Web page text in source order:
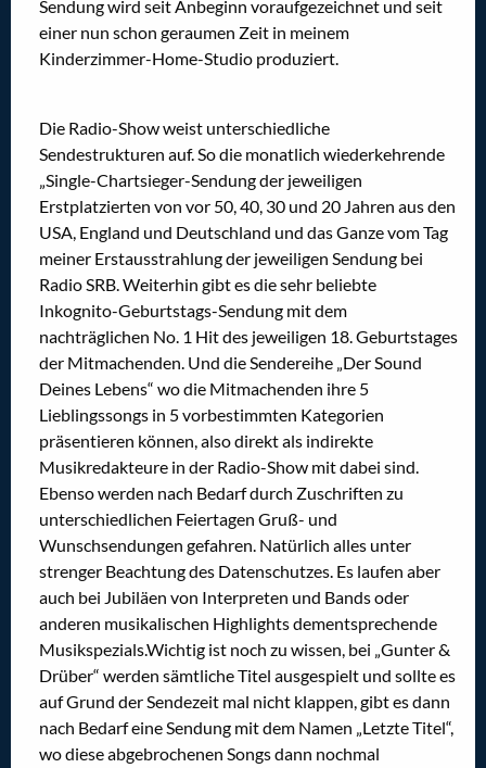
Sendung wird seit Anbeginn voraufgezeichnet und seit
einer nun schon geraumen Zeit in meinem
Kinderzimmer-Home-Studio produziert.
Die Radio-Show weist unterschiedliche
Sendestrukturen auf. So die monatlich wiederkehrende
„Single-Chartsieger-Sendung der jeweiligen
Erstplatzierten von vor 50, 40, 30 und 20 Jahren aus den
USA, England und Deutschland und das Ganze vom Tag
meiner Erstausstrahlung der jeweiligen Sendung bei
Radio SRB. Weiterhin gibt es die sehr beliebte
Inkognito-Geburtstags-Sendung mit dem
nachträglichen No. 1 Hit des jeweiligen 18. Geburtstages
der Mitmachenden. Und die Sendereihe „Der Sound
Deines Lebens“ wo die Mitmachenden ihre 5
Lieblingssongs in 5 vorbestimmten Kategorien
präsentieren können, also direkt als indirekte
Musikredakteure in der Radio-Show mit dabei sind.
Ebenso werden nach Bedarf durch Zuschriften zu
unterschiedlichen Feiertagen Gruß- und
Wunschsendungen gefahren. Natürlich alles unter
strenger Beachtung des Datenschutzes. Es laufen aber
auch bei Jubiläen von Interpreten und Bands oder
anderen musikalischen Highlights dementsprechende
Musikspezials.Wichtig ist noch zu wissen, bei „Gunter &
Drüber“ werden sämtliche Titel ausgespielt und sollte es
auf Grund der Sendezeit mal nicht klappen, gibt es dann
nach Bedarf eine Sendung mit dem Namen „Letzte Titel“,
wo diese abgebrochenen Songs dann nochmal